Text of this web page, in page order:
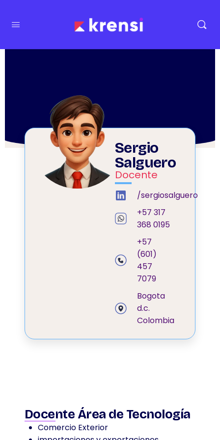
Sergio
Salguero
Docente
/sergiosalguero
+57 317
368 0195
+57
(601)
457
7079
Bogota
d.c.
Colombia
Docente Área de Tecnología
Comercio Exterior